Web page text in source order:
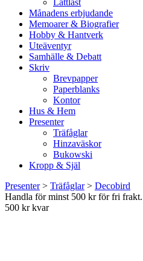
Lättläst
Månadens erbjudande
Memoarer & Biografier
Hobby & Hantverk
Uteäventyr
Samhälle & Debatt
Skriv
Brevpapper
Paperblanks
Kontor
Hus & Hem
Presenter
Träfåglar
Hinzaväskor
Bukowski
Kropp & Själ
Presenter> Träfåglar> Decobird
Handla för minst 500 kr för fri frakt.
500 kr kvar